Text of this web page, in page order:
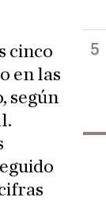
cinco
en las
según